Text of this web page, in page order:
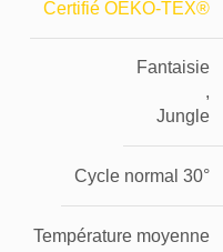
Certifié OEKO-TEX®
Fantaisie
,
Jungle
Cycle normal 30°
Température moyenne